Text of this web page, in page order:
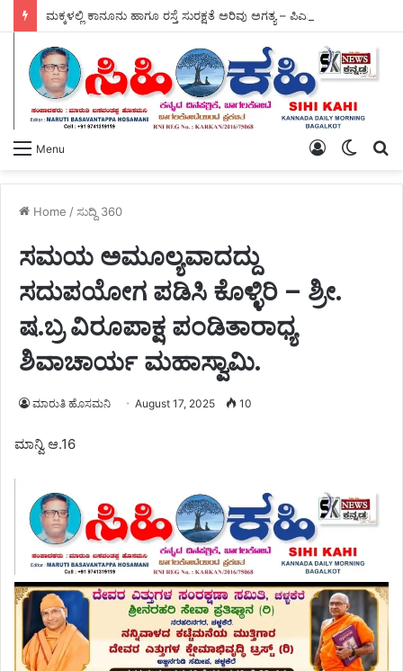
Menu
Switch
Log
Home /ಸುದ್ದಿ 360
ಸಮಯ ಅಮೂಲ್ಯವಾದದ್ದು
ಸದುಪಯೋಗ ಪಡಿಸಿ ಕೊಳ್ಳಿರಿ – ಶ್ರೀ.
ಷ.ಬ್ರ ವಿರೂಪಾಕ್ಷ ಪಂಡಿತಾರಾಧ್ಯ
ಶಿವಾಚಾರ್ಯ ಮಹಾಸ್ವಾಮಿ.
ಮಾರುತಿ ಹೊಸಮನಿ August 17, 2025 10
ಮಾನ್ವಿ ಆ.16